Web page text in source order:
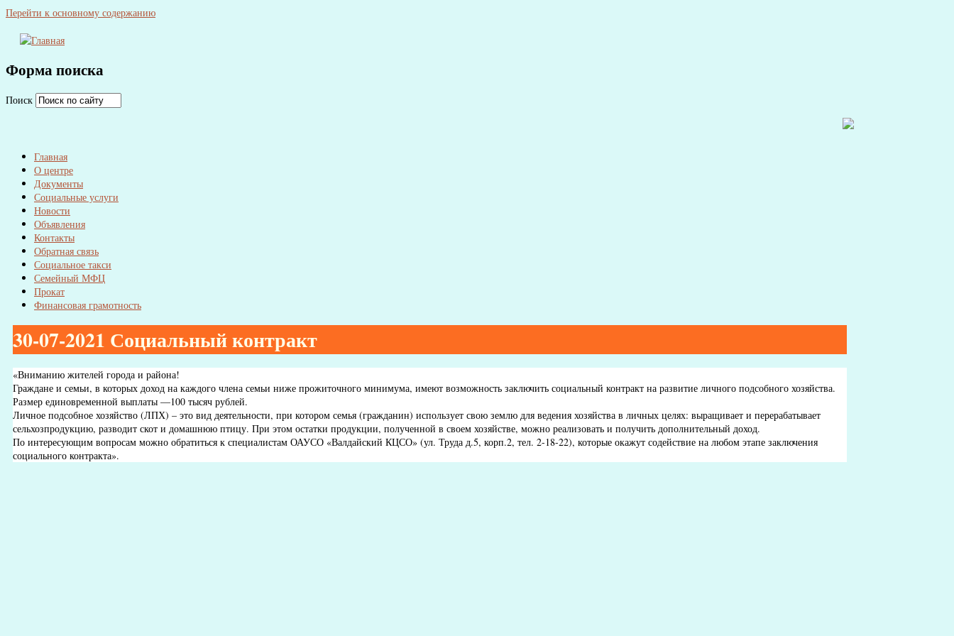
Перейти к основному содержанию
Форма поиска
Поиск
Главная
О центре
Документы
Социальные услуги
Новости
Объявления
Контакты
Обратная связь
Социальное такси
Семейный МФЦ
Прокат
Финансовая грамотность
30-07-2021 Социальный контракт
«Вниманию жителей города и района!
Граждане и семьи, в которых доход на каждого члена семьи ниже прожиточного минимума, имеют возможность заключить социальный контракт на развитие личного подсобного хозяйства.
Размер единовременной выплаты —100 тысяч рублей.
Личное подсобное хозяйство (ЛПХ) – это вид деятельности, при котором семья (гражданин) использует свою землю для ведения хозяйства в личных целях: выращивает и перерабатывает
сельхозпродукцию, разводит скот и домашнюю птицу. При этом остатки продукции, полученной в своем хозяйстве, можно реализовать и получить дополнительный доход.
По интересующим вопросам можно обратиться к специалистам ОАУСО «Валдайский КЦСО» (ул. Труда д.5, корп.2, тел. 2-18-22), которые окажут содействие на любом этапе заключения
социального контракта».